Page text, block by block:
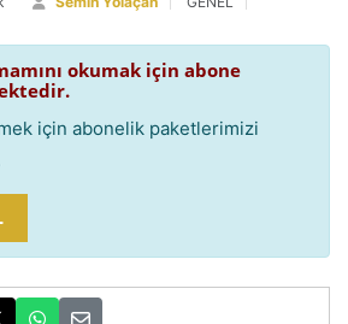
okumak için abone
için abonelik paketlerimizi